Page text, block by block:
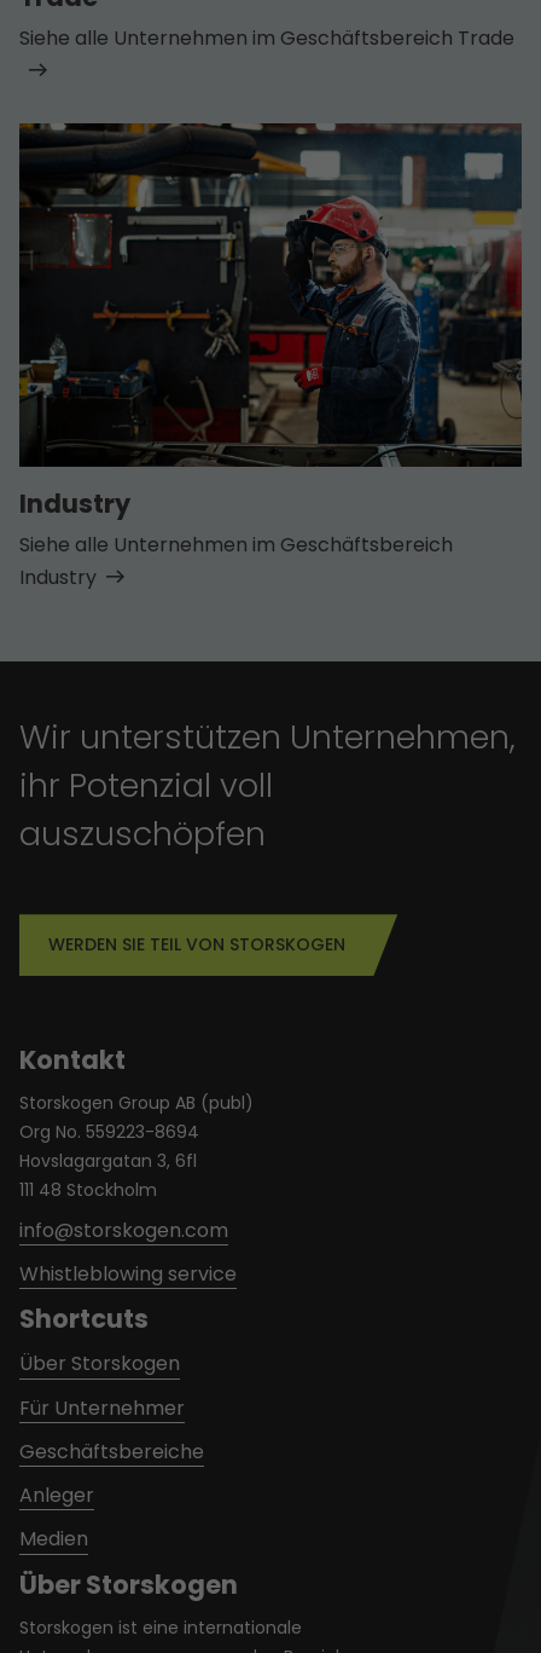
Siehe alle Unternehmen im Geschäfts­bereich Trade
Industry
Siehe alle Unternehmen im Geschäfts­bereich
Industry
Wir unterstützen Unternehmen,
ihr Potenzial voll
auszuschöpfen
WERDEN SIE TEIL VON STORSKOGEN
Über Storskogen
Storskogen ist eine internationale
Kontakt
Storskogen Group AB (publ)
Org No. 559223-8694
Hovslagargatan 3, 6fl
111 48 Stockholm
info@storskogen.com
Whistleblowing service
Shortcuts
Über Storskogen
Für Unternehmer
Geschäftsbereiche
Anleger
Medien